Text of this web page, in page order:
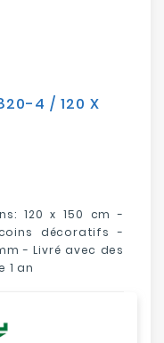
4 / 120 X
120 x 150 cm -
décoratifs -
- Livré avec des
1 an